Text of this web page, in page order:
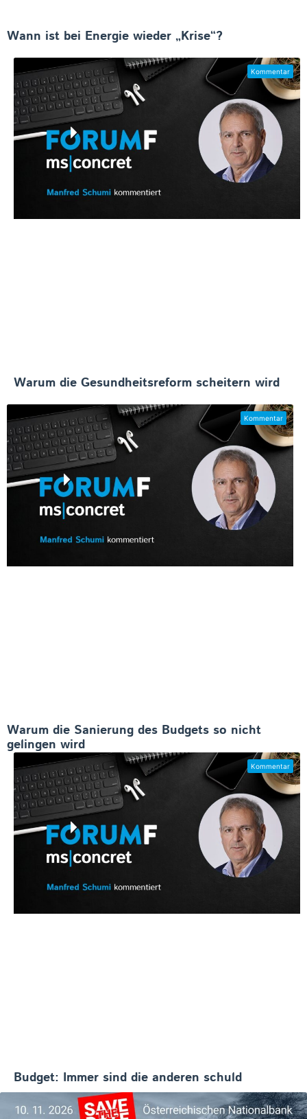
Wann ist bei Energie wieder „Krise“?
Warum die Gesundheitsreform scheitern wird
Warum die Sanierung des Budgets so nicht
gelingen wird
Budget: Immer sind die anderen schuld